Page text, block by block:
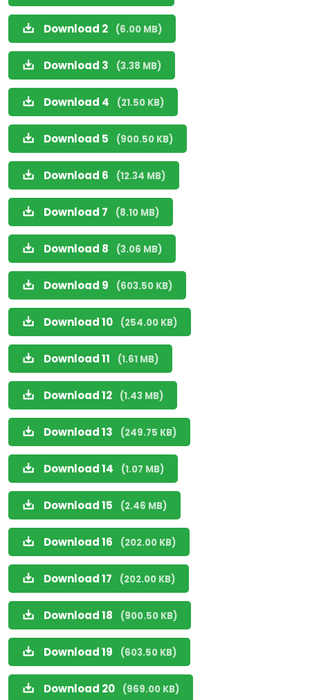
Download 2 (6.00 MB)
Download 3 (3.38 MB)
Download 4 (21.50 KB)
Download 5 (900.50 KB)
Download 6 (12.34 MB)
Download 7 (8.10 MB)
Download 8 (3.06 MB)
Download 9 (603.50 KB)
Download 10 (254.00 KB)
Download 11 (1.61 MB)
Download 12 (1.43 MB)
Download 13 (249.75 KB)
Download 14 (1.07 MB)
Download 15 (2.46 MB)
Download 16 (202.00 KB)
Download 17 (202.00 KB)
Download 18 (900.50 KB)
Download 19 (603.50 KB)
Download 20 (969.00 KB)